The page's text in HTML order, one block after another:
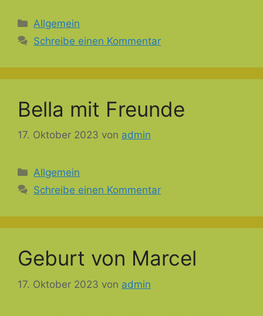
Kategorien
Allgemein
Schreibe einen Kommentar
Bella mit Freunde
17. Oktober 2023 von admin
Kategorien
Allgemein
Schreibe einen Kommentar
Geburt von Marcel
17. Oktober 2023 von admin